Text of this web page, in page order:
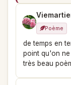
Poème
de temps en
point qu'on
très beau